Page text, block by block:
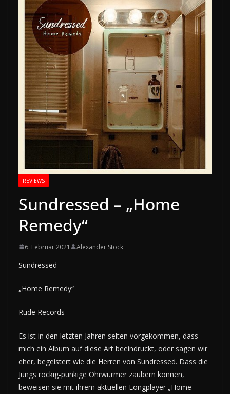
REVIEWS
Sundressed – „Home
Remedy“
6. Februar 2021 Alexander Stock
Sundressed
„Home Remedy“
Rude Records
Es ist in den letzten Jahren selten vorgekommen, dass
mich ein Album auf diese Art beeindruckt, oder sagen wir
eher, begeistert wie die Herren von Sundressed. Dass die
Jungs rockig-punkige Ohrwürmer zaubern können,
beweisen sie mit ihrem aktuellen Longplayer „Home